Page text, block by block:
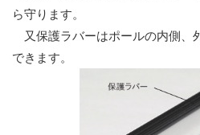
ら守ります。
又保護ラバーはポールの内側、
できます。